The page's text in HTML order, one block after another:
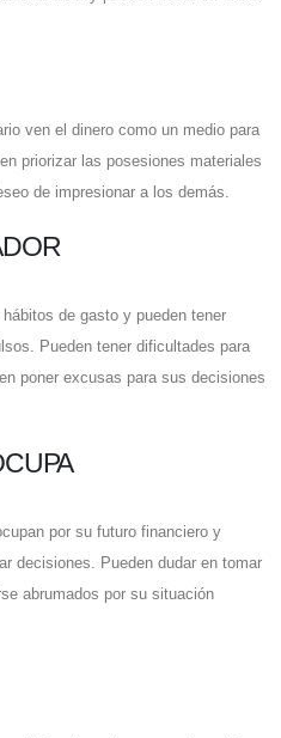
ven el dinero como un medio para
priorizar las posesiones materiales
de impresionar a los demás.
de gasto y pueden tener
Pueden tener dificultades para
poner excusas para sus decisiones
por su futuro financiero y
decisiones. Pueden dudar en tomar
abrumados por su situación